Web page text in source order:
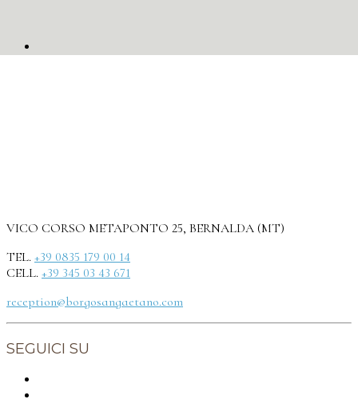
VICO CORSO METAPONTO 25, BERNALDA (MT)
TEL. +39 0835 179 00 14
CELL. +39 345 03 43 671
reception@borgosangaetano.com
SEGUICI SU